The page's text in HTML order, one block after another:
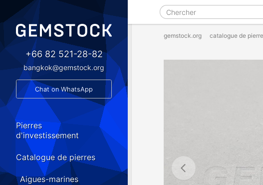
gemstock.org catalogue de
+66 82 521-28-82
bangkok@gemstock.org
Chat on WhatsApp
Pierres
d'investissement
Catalogue de pierres
Aigues-marines